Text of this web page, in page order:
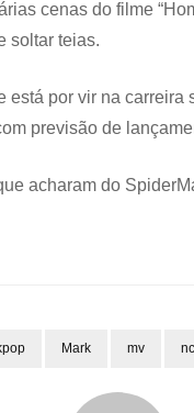
cenas do filme
soltar teias.
está por vir na
previsão de
acharam do
Mark mv